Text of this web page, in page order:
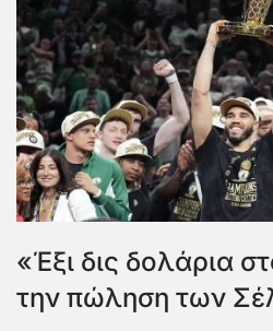
«Έξι δις δολάρια
την πώληση των